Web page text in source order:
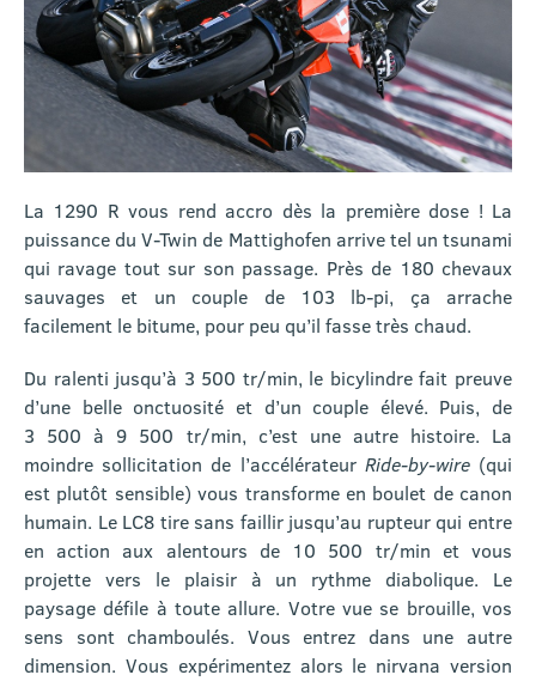
La 1290 R vous rend accro dès la première dose ! La
puissance du V-Twin de Mattighofen arrive tel un tsunami
qui ravage tout sur son passage. Près de 180 chevaux
sauvages et un couple de 103 lb-pi, ça arrache
facilement le bitume, pour peu qu’il fasse très chaud.
Du ralenti jusqu’à 3 500 tr/min, le bicylindre fait preuve
d’une belle onctuosité et d’un couple élevé. Puis, de
3 500 à 9 500 tr/min, c’est une autre histoire. La
moindre sollicitation de l’accélérateur Ride-by-wire(qui
est plutôt sensible) vous transforme en boulet de canon
humain. Le LC8 tire sans faillir jusqu’au rupteur qui entre
en action aux alentours de 10 500 tr/min et vous
projette vers le plaisir à un rythme diabolique. Le
paysage défile à toute allure. Votre vue se brouille, vos
sens sont chamboulés. Vous entrez dans une autre
dimension. Vous expérimentez alors le nirvana version